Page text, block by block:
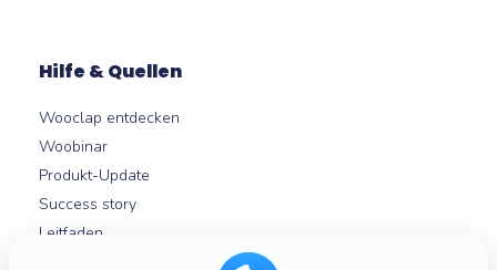
Hilfe & Quellen
Wooclap entdecken
Woobinar
Produkt-Update
Success story
Leitfaden